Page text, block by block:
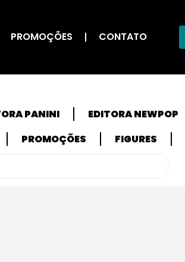
PROMOÇÕES CONTATO
PANINI EDITORA NEWPOP
PROMOÇÕES FIGURES